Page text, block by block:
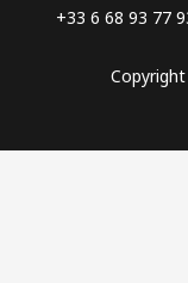
+33 6 68 93 77